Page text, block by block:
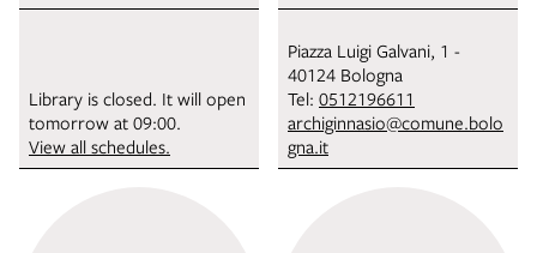
Library is closed. It will open
tomorrow at 09:00.
View all schedules.
Piazza Luigi Galvani, 1 -
40124 Bologna
Tel: 0512196611
archiginnasio@comune.bolo
gna.it